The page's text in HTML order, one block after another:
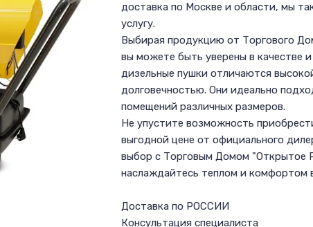
доставка по Москве и области, мы
услугу.
Выбирая продукцию от Торгового
вы можете быть уверены в качестве
дизельные пушки отличаются
долговечностью. Они идеально
помещений различных размеров.
Не упустите возможность
выгодной цене от официального
выбор с Торговым Домом "Открытое
наслаждайтесь теплом и комфортом
Доставка по РОССИИ
Консультация специалиста